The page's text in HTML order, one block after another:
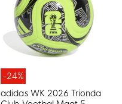
-24%
adidas WK 2026 Trionda